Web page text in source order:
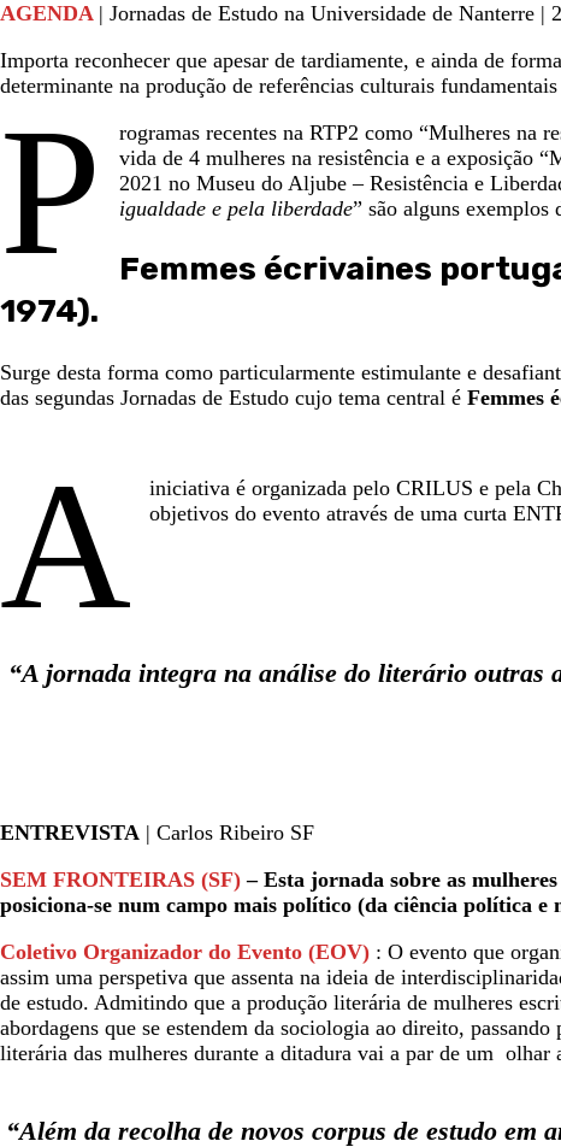
AGENDA | Jornadas de Estudo na Universidade de Nanterre |
Importa reconhecer que apesar de tardiamente, e ainda de
determinante na produção de referências culturais
P
rogramas recentes na RTP2 como “Mulheres na
vida de 4 mulheres na resistência e a exposição
2021 no Museu do Aljube – Resistência e
igualdade e pela liberdade” são alguns exemplos
Femmes écrivaines
1974).
Surge desta forma como particularmente estimulante e
das segundas Jornadas de Estudo cujo tema central é Femmes
A
iniciativa é organizada pelo CRILUS e pela
objetivos do evento através de uma curta
“A jornada integra na análise do literário outras
ENTREVISTA | Carlos Ribeiro SF
SEM FRONTEIRAS (SF) – Esta jornada sobre as
posiciona-se num campo mais político (da ciência política
Coletivo Organizador do Evento (EOV) : O evento que
assim uma perspetiva que assenta na ideia de
de estudo. Admitindo que a produção literária de mulheres
abordagens que se estendem da sociologia ao direito,
literária das mulheres durante a ditadura vai a par de um
“Além da recolha de novos corpus de estudo em